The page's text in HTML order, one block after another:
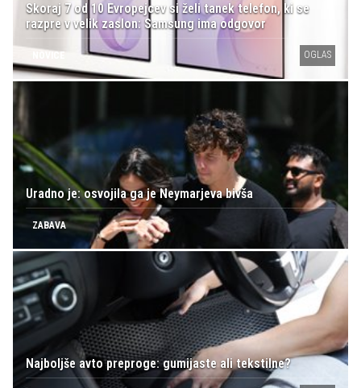
Skoraj 7 od 10 Evropejcev si želi tanek telefon, ki se
razpre v velik zaslon: Samsung ima odgovor
OGLAS
Uradno je: osvojila ga je Neymarjeva bivša
ZABAVA
Najboljše avto preproge: gumijaste ali tekstilne?